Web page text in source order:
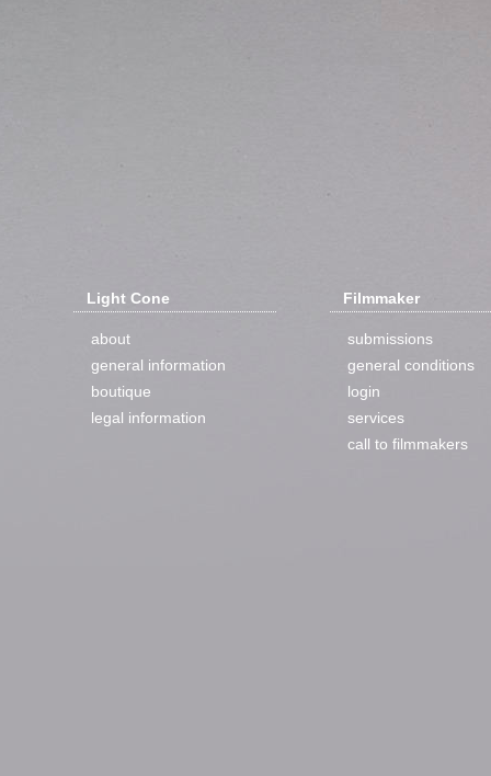
Light Cone
about
general information
boutique
legal information
Filmmaker
submissions
general conditions
login
services
call to filmmakers